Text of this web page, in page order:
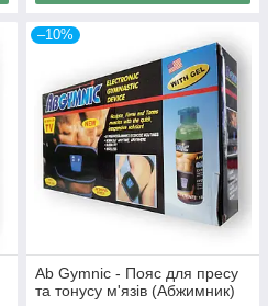
–10%
Ab Gymnic - Пояс для пресу
та тонусу м'язів (Абжимник)